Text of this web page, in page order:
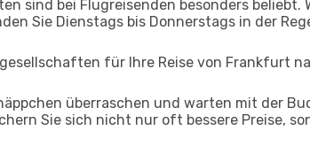
sind bei Flugreisenden besonders beliebt.
Sie Dienstags bis Donnerstags in der
für Ihre Reise von Frankfurt
überraschen und warten mit der
Sie sich nicht nur oft bessere Preise,